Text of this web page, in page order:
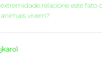
extremidade.relacione este
animais vivem?
jkarol